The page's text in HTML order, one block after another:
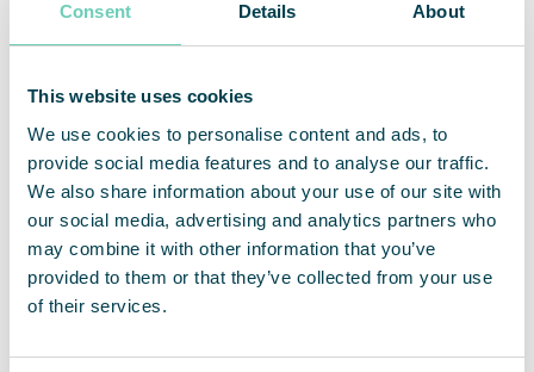
Consent Details About
This website uses cookies
We use cookies to personalise content and ads, to
provide social media features and to analyse our traffic.
We also share information about your use of our site with
our social media, advertising and analytics partners who
may combine it with other information that you’ve
provided to them or that they’ve collected from your use
of their services.
Fredrik Sandelin, CFO
Om QleanAir
QleanAir är en nischad leverantör av premiumlösningar
inom marknaden för luftrening av inomhusmiljöer. Bolagets
affärsmodell baseras på uthyrning av modulbaserade
lösningar med ett fullserviceerbjudande. QleanAirs
lösningar är utvecklade på filterteknologi som fångar,
filtrerar och recirkulerar inomhusluft. Verksamhetens
huvudmarknader är EMEA, APAC och Americas. QleanAir
har sitt huvudkontor i Solna i Sverige och aktien handlas på
QAIR. FNCA Sweden är Certified Advisor. Se mer